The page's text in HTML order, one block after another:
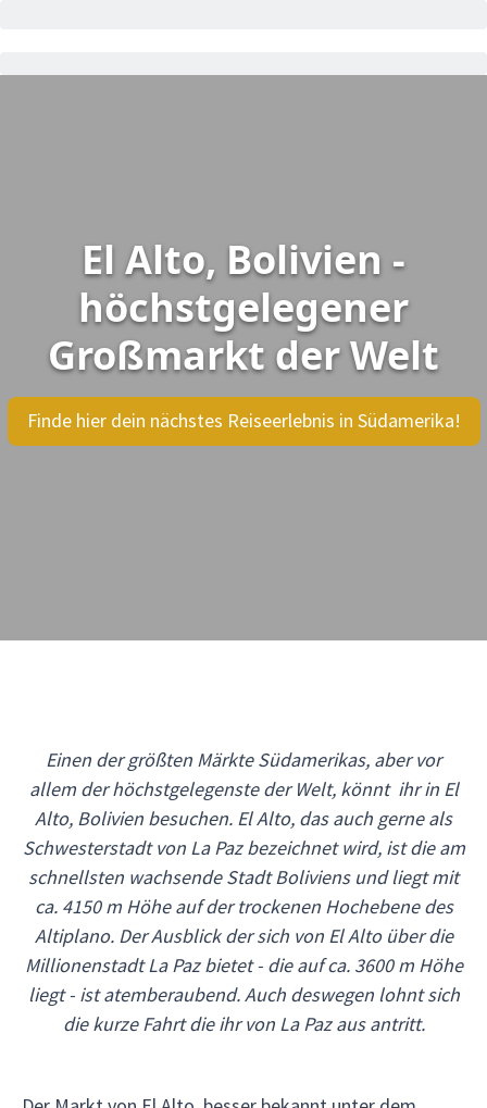
El Alto, Bolivien -
höchstgelegener
Großmarkt der Welt
Finde hier dein nächstes Reiseerlebnis in Südamerika!
Einen der größten Märkte Südamerikas, aber vor
allem der höchstgelegenste der Welt, könnt ihr in El
Alto, Bolivien besuchen. El Alto, das auch gerne als
Schwesterstadt von La Paz bezeichnet wird, ist die am
schnellsten wachsende Stadt Boliviens und liegt mit
ca. 4150 m Höhe auf der trockenen Hochebene des
Altiplano. Der Ausblick der sich von El Alto über die
Millionenstadt La Paz bietet - die auf ca. 3600 m Höhe
liegt - ist atemberaubend. Auch deswegen lohnt sich
die kurze Fahrt die ihr von La Paz aus antritt.